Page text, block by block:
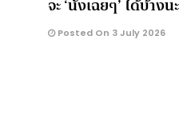
Posted On 3 July 2026